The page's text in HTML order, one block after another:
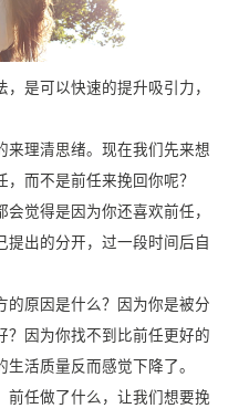
是可以快速的提升吸引力，
来理清思绪。现在我们先来想
而不是前任来挽回你呢？
觉得是因为你还喜欢前任，
出的分开，过一段时间后自
的原因是什么？因为你是被分
？因为你找不到比前任更好的
活质量反而感觉下降了。
前任做了什么，让我们想要挽